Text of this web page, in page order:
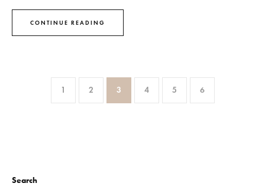
CONTINUE READING
1 2 3 4 5 6
Search